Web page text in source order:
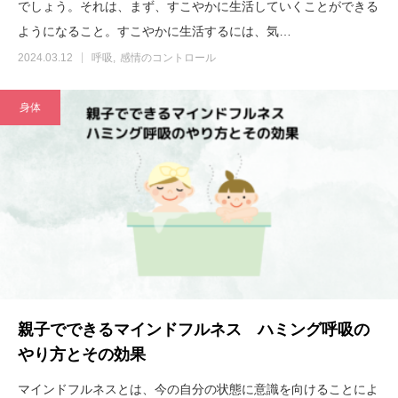
でしょう。それは、まず、すこやかに生活していくことができる
ようになること。すこやかに生活するには、気…
2024.03.12 呼吸 感情のコントロール
身体
親子でできるマインドフルネス ハミング呼吸の
やり方とその効果
マインドフルネスとは、今の自分の状態に意識を向けることによ